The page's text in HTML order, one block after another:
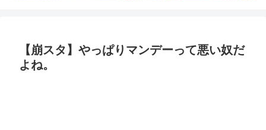
【崩スタ】やっぱりマンデーって悪い奴だ
よね。